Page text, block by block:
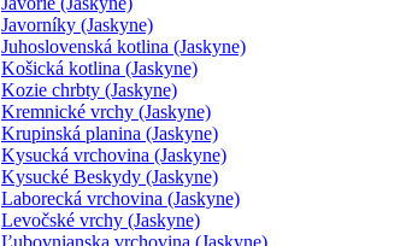
Javorníky (Jaskyne)
Juhoslovenská kotlina (Jaskyne)
Košická kotlina (Jaskyne)
Kozie chrbty (Jaskyne)
Kremnické vrchy (Jaskyne)
Krupinská planina (Jaskyne)
Kysucká vrchovina (Jaskyne)
Kysucké Beskydy (Jaskyne)
Laborecká vrchovina (Jaskyne)
Levočské vrchy (Jaskyne)
Ľubovnianska vrchovina (Jaskyne)